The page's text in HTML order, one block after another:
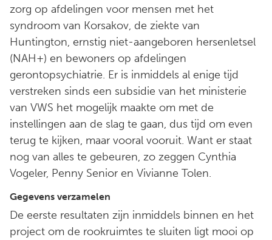
zorg op afdelingen voor mensen met het
syndroom van Korsakov, de ziekte van
Huntington, ernstig niet-aangeboren hersenletsel
(NAH+) en bewoners op afdelingen
gerontopsychiatrie. Er is inmiddels al enige tijd
verstreken sinds een subsidie van het ministerie
van VWS het mogelijk maakte om met de
instellingen aan de slag te gaan, dus tijd om even
terug te kijken, maar vooral vooruit. Want er staat
nog van alles te gebeuren, zo zeggen Cynthia
Vogeler, Penny Senior en Vivianne Tolen.
Gegevens verzamelen
De eerste resultaten zijn inmiddels binnen en het
project om de rookruimtes te sluiten ligt mooi op